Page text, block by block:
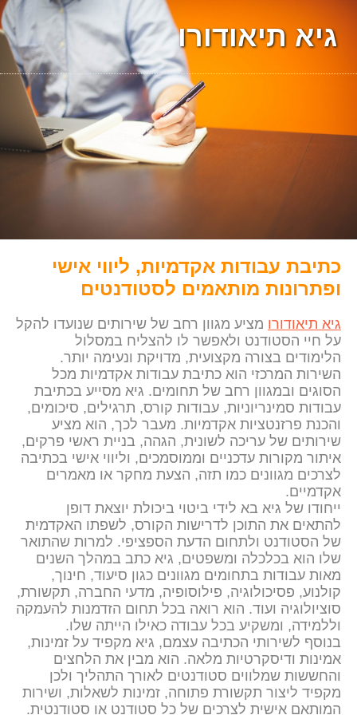
גיא תיאודורו
כתיבת עבודות אקדמיות, ליווי אישי
ופתרונות מותאמים לסטודנטים
גיא תיאודורו מציע מגוון רחב של שירותים שנועדו להקל
על חיי הסטודנט ולאפשר לו להצליח במסלול
הלימודים בצורה מקצועית, מדויקת ונעימה יותר.
השירות המרכזי הוא כתיבת עבודות אקדמיות מכל
הסוגים ובמגוון רחב של תחומים. גיא מסייע בכתיבת
עבודות סמינריוניות, עבודות קורס, תרגילים, סיכומים,
והכנת פרזנטציות אקדמיות. מעבר לכך, הוא מציע
שירותים של עריכה לשונית, הגהה, בניית ראשי פרקים,
איתור מקורות עדכניים וממוסמכים, וליווי אישי בכתיבה
לצרכים מגוונים כמו תזה, הצעת מחקר או מאמרים
אקדמיים.
ייחודו של גיא בא לידי ביטוי ביכולת יוצאת דופן
להתאים את התוכן לדרישות הקורס, לשפתו האקדמית
של הסטודנט ולתחום הדעת הספציפי. למרות שהתואר
שלו הוא בכלכלה ומשפטים, גיא כתב במהלך השנים
מאות עבודות בתחומים מגוונים כגון סיעוד, חינוך,
קולנוע, פסיכולוגיה, פילוסופיה, מדעי החברה, תקשורת,
סוציולוגיה ועוד. הוא רואה בכל תחום הזדמנות להעמקה
וללמידה, ומשקיע בכל עבודה כאילו הייתה שלו.
בנוסף לשירותי הכתיבה עצמם, גיא מקפיד על זמינות,
אמינות ודיסקרטיות מלאה. הוא מבין את הלחצים
והחששות שמלווים סטודנטים לאורך התהליך ולכן
מקפיד ליצור תקשורת פתוחה, זמינות לשאלות, ושירות
המותאם אישית לצרכים של כל סטודנט או סטודנטית.